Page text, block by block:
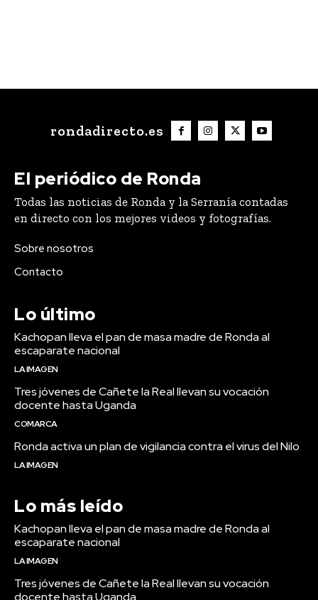
rondadirecto.es
El periódico de Ronda
Todas las noticias de Ronda y la Serranía contadas
en directo con los mejores videos y fotografías.
Sobre nosotros
Contacto
Lo último
Kachopan lleva el pan de masa madre de Ronda al
escaparate nacional
LA IMAGEN
Tres jóvenes de Cañete la Real llevan su vocación
docente hasta Uganda
COMARCA
Ronda activa un plan de vigilancia contra el virus del Nilo
LA IMAGEN
Lo más leído
Kachopan lleva el pan de masa madre de Ronda al
escaparate nacional
LA IMAGEN
Tres jóvenes de Cañete la Real llevan su vocación
docente hasta Uganda